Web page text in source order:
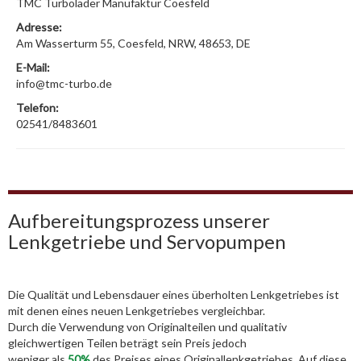
Adresse:
Am Wasserturm 55, Coesfeld, NRW, 48653, DE
E-Mail:
info@tmc-turbo.de
Telefon:
02541/8483601
Aufbereitungsprozess unserer
Lenkgetriebe und Servopumpen
Die Qualität und Lebensdauer eines überholten Lenkgetriebes ist
mit denen eines neuen Lenkgetriebes vergleichbar.
Durch die Verwendung von Originalteilen und qualitativ
gleichwertigen Teilen beträgt sein Preis jedoch